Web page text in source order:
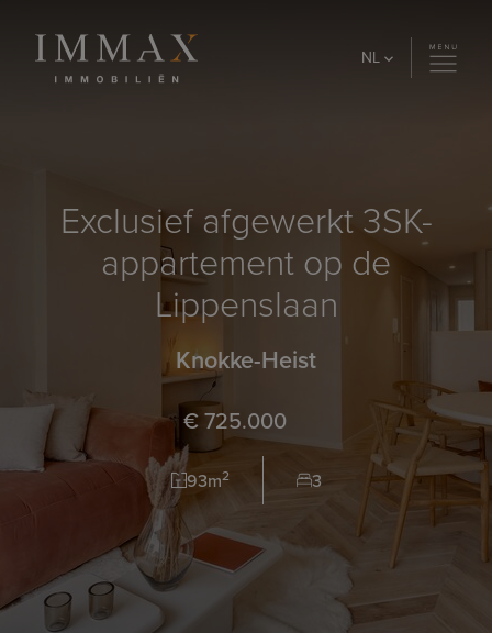
NL
Exclusief afgewerkt 3SK-
appartement op de
Lippenslaan
Knokke-Heist
€ 725.000
93m2 3